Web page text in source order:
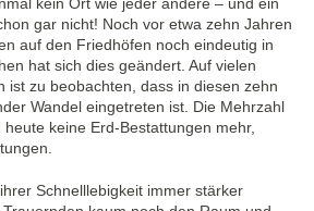
kein Ort wie jeder andere – und ein
gar nicht! Noch vor etwa zehn Jahren
auf den Friedhöfen noch eindeutig in
hat sich dies geändert. Auf vielen
ist zu beobachten, dass in diesen zehn
Wandel eingetreten ist. Die Mehrzahl
keine Erd-Bestattungen mehr,
Schnelllebigkeit immer stärker